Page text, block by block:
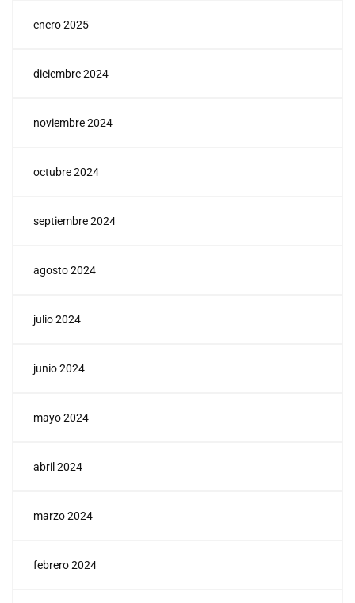
enero 2025
diciembre 2024
noviembre 2024
octubre 2024
septiembre 2024
agosto 2024
julio 2024
junio 2024
mayo 2024
abril 2024
marzo 2024
febrero 2024